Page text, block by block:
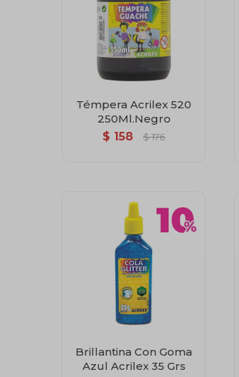
Témpera Acrilex 520
250Ml.Negro
$ 158 $ 176
Brillantina Con Goma
Azul Acrilex 35 Grs